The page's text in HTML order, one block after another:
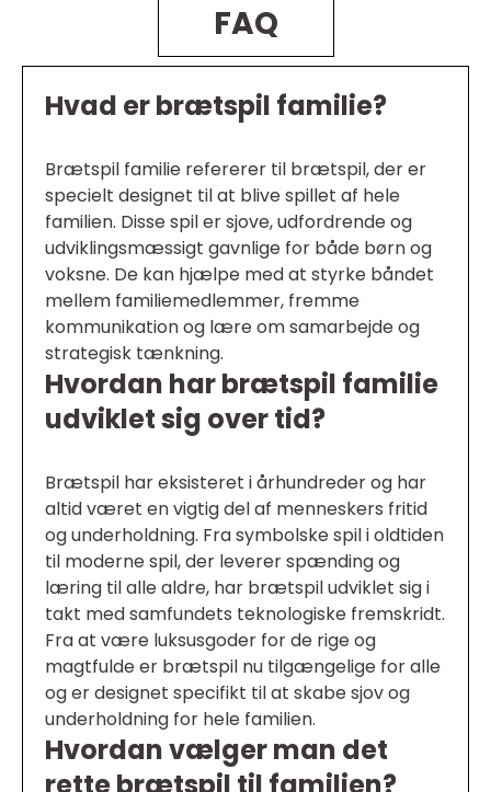
FAQ
Hvad er brætspil familie?
Brætspil familie refererer til brætspil, der er
specielt designet til at blive spillet af hele
familien. Disse spil er sjove, udfordrende og
udviklingsmæssigt gavnlige for både børn og
voksne. De kan hjælpe med at styrke båndet
mellem familiemedlemmer, fremme
kommunikation og lære om samarbejde og
strategisk tænkning.
Hvordan har brætspil familie
udviklet sig over tid?
Brætspil har eksisteret i århundreder og har
altid været en vigtig del af menneskers fritid
og underholdning. Fra symbolske spil i oldtiden
til moderne spil, der leverer spænding og
læring til alle aldre, har brætspil udviklet sig i
takt med samfundets teknologiske fremskridt.
Fra at være luksusgoder for de rige og
magtfulde er brætspil nu tilgængelige for alle
og er designet specifikt til at skabe sjov og
underholdning for hele familien.
Hvordan vælger man det
rette brætspil til familien?